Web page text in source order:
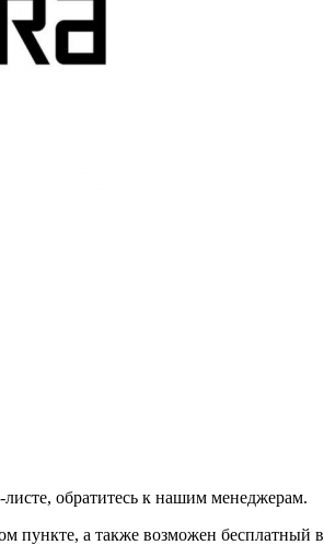
обратитесь к нашим менеджерам.
пункте, а также возможен бесплатный